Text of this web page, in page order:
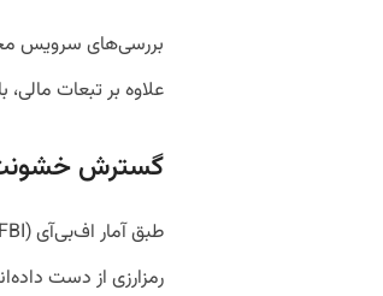
علاوه بر تبعات
گسترش خشونت